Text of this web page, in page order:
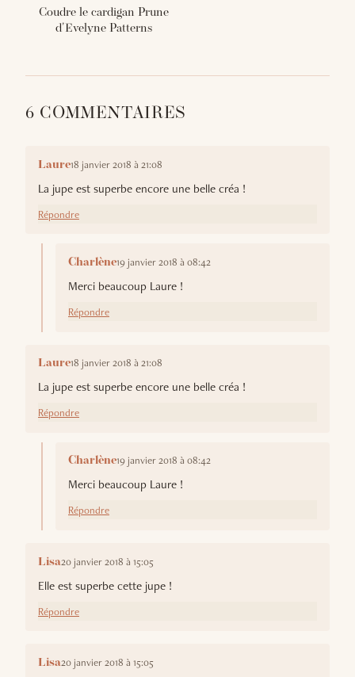
Coudre le cardigan Prune
d'Evelyne Patterns
6 COMMENTAIRES
Laure18 janvier 2018 à 21:08
La jupe est superbe encore une belle créa !
Répondre
Charlène19 janvier 2018 à 08:42
Merci beaucoup Laure !
Répondre
Laure18 janvier 2018 à 21:08
La jupe est superbe encore une belle créa !
Répondre
Charlène19 janvier 2018 à 08:42
Merci beaucoup Laure !
Répondre
Lisa20 janvier 2018 à 15:05
Elle est superbe cette jupe !
Répondre
Lisa20 janvier 2018 à 15:05